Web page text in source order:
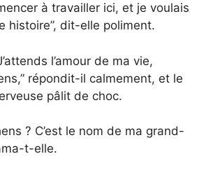
à travailler ici, et je voulais
histoire”, dit-elle poliment.
l’amour de ma vie,
répondit-il calmement, et le
pâlit de choc.
? C’est le nom de ma grand-
t-elle.